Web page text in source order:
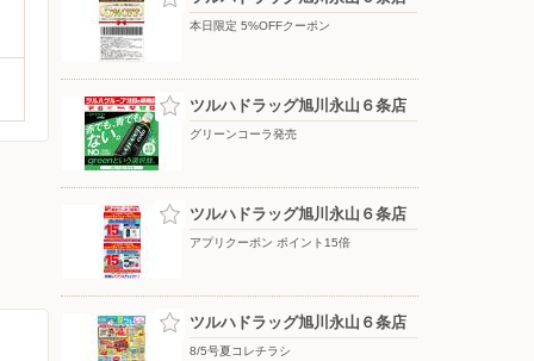
本日限定 5%OFFクーポン
ツルハドラッグ旭川永山６条店
グリーンコーラ発売
ツルハドラッグ旭川永山６条店
アプリクーポン ポイント15倍
ツルハドラッグ旭川永山６条店
8/5号夏コレチラシ